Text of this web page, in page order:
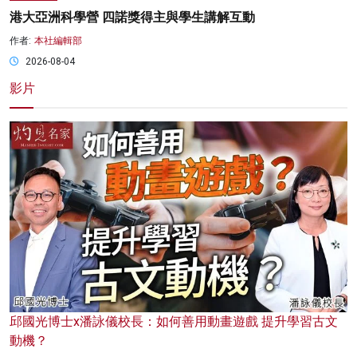
港大亞洲科學營 四諾獎得主與學生講解互動
作者: 本社編輯部
2026-08-04
影片
邱國光博士x潘詠儀校長：如何善用動畫遊戲 提升學習古文
動機？